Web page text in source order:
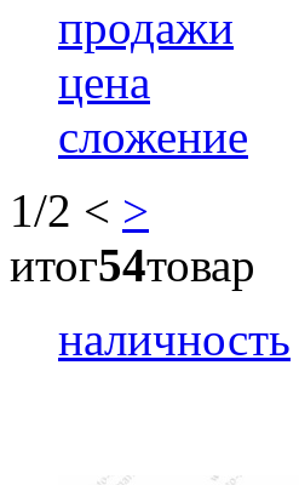
продажи
цена
сложение
1/2 < >
итог54товар
наличность